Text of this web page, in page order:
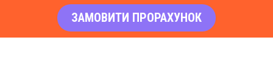
ЗАМОВИТИ ПРОРАХУНОК